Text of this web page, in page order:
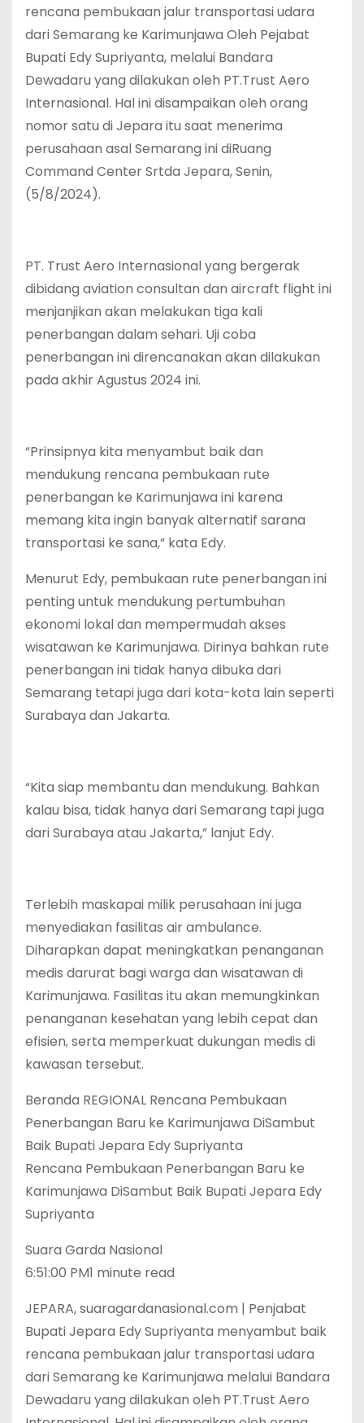
rencana pembukaan jalur transportasi udara
dari Semarang ke Karimunjawa Oleh Pejabat
Bupati Edy Supriyanta, melalui Bandara
Dewadaru yang dilakukan oleh PT.Trust Aero
Internasional. Hal ini disampaikan oleh orang
nomor satu di Jepara itu saat menerima
perusahaan asal Semarang ini diRuang
Command Center Srtda Jepara, Senin,
(5/8/2024).
PT. Trust Aero Internasional yang bergerak
dibidang aviation consultan dan aircraft flight ini
menjanjikan akan melakukan tiga kali
penerbangan dalam sehari. Uji coba
penerbangan ini direncanakan akan dilakukan
pada akhir Agustus 2024 ini.
“Prinsipnya kita menyambut baik dan
mendukung rencana pembukaan rute
penerbangan ke Karimunjawa ini karena
memang kita ingin banyak alternatif sarana
transportasi ke sana,” kata Edy.
Menurut Edy, pembukaan rute penerbangan ini
penting untuk mendukung pertumbuhan
ekonomi lokal dan mempermudah akses
wisatawan ke Karimunjawa. Dirinya bahkan rute
penerbangan ini tidak hanya dibuka dari
Semarang tetapi juga dari kota-kota lain seperti
Surabaya dan Jakarta.
“Kita siap membantu dan mendukung. Bahkan
kalau bisa, tidak hanya dari Semarang tapi juga
dari Surabaya atau Jakarta,” lanjut Edy.
Terlebih maskapai milik perusahaan ini juga
menyediakan fasilitas air ambulance.
Diharapkan dapat meningkatkan penanganan
medis darurat bagi warga dan wisatawan di
Karimunjawa. Fasilitas itu akan memungkinkan
penanganan kesehatan yang lebih cepat dan
efisien, serta memperkuat dukungan medis di
kawasan tersebut.
Beranda REGIONAL Rencana Pembukaan
Penerbangan Baru ke Karimunjawa DiSambut
Baik Bupati Jepara Edy Supriyanta
Rencana Pembukaan Penerbangan Baru ke
Karimunjawa DiSambut Baik Bupati Jepara Edy
Supriyanta
Suara Garda Nasional
6:51:00 PM1 minute read
JEPARA, suaragardanasional.com | Penjabat
Bupati Jepara Edy Supriyanta menyambut baik
rencana pembukaan jalur transportasi udara
dari Semarang ke Karimunjawa melalui Bandara
Dewadaru yang dilakukan oleh PT.Trust Aero